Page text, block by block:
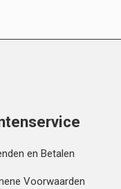
en Betalen
Voorwaarden